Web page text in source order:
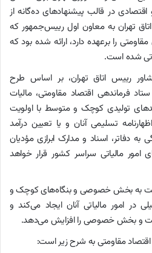
در قالب پیشنهادهای ده‌گانه از
تهران به معاون اول رییس‌جمهور که
را برعهده دارد، ارائه شده بود که
شده است.
رییس اتاق تهران، بر اساس طرح
فرماندهی اقتصاد مقاومتی، مالیات
سال ۱۳۹۴ و ۱۳۹۵ واحدهای تولیدی کوچک و متوسط با اولویت
تسلیمی آنان و یا تعیین درآمد
دفاتر، اسناد و مدارک ابرازی مؤدیان
امور مالیاتی سراسر کشور قرار خواهد
به بخش خصوصی و بنگاه‌های کوچک و
امور مالیاتی آنان ایجاد می‌کند و
و بخش خصوصی را افزایش می‌دهد.
مقاومتی به شرح زیر است: